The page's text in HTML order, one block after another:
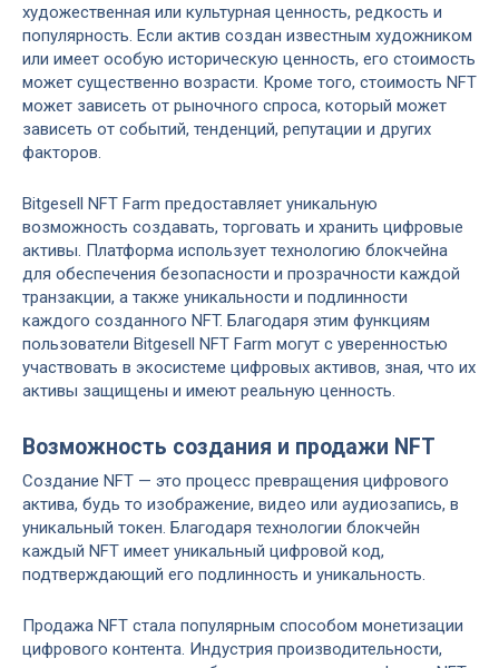
художественная или культурная ценность, редкость и
популярность. Если актив создан известным художником
или имеет особую историческую ценность, его стоимость
может существенно возрасти. Кроме того, стоимость NFT
может зависеть от рыночного спроса, который может
зависеть от событий, тенденций, репутации и других
факторов.
Bitgesell NFT Farm предоставляет уникальную
возможность создавать, торговать и хранить цифровые
активы. Платформа использует технологию блокчейна
для обеспечения безопасности и прозрачности каждой
транзакции, а также уникальности и подлинности
каждого созданного NFT. Благодаря этим функциям
пользователи Bitgesell NFT Farm могут с уверенностью
участвовать в экосистеме цифровых активов, зная, что их
активы защищены и имеют реальную ценность.
Возможность создания и продажи NFT
Создание NFT — это процесс превращения цифрового
актива, будь то изображение, видео или аудиозапись, в
уникальный токен. Благодаря технологии блокчейн
каждый NFT имеет уникальный цифровой код,
подтверждающий его подлинность и уникальность.
Продажа NFT стала популярным способом монетизации
цифрового контента. Индустрия производительности,